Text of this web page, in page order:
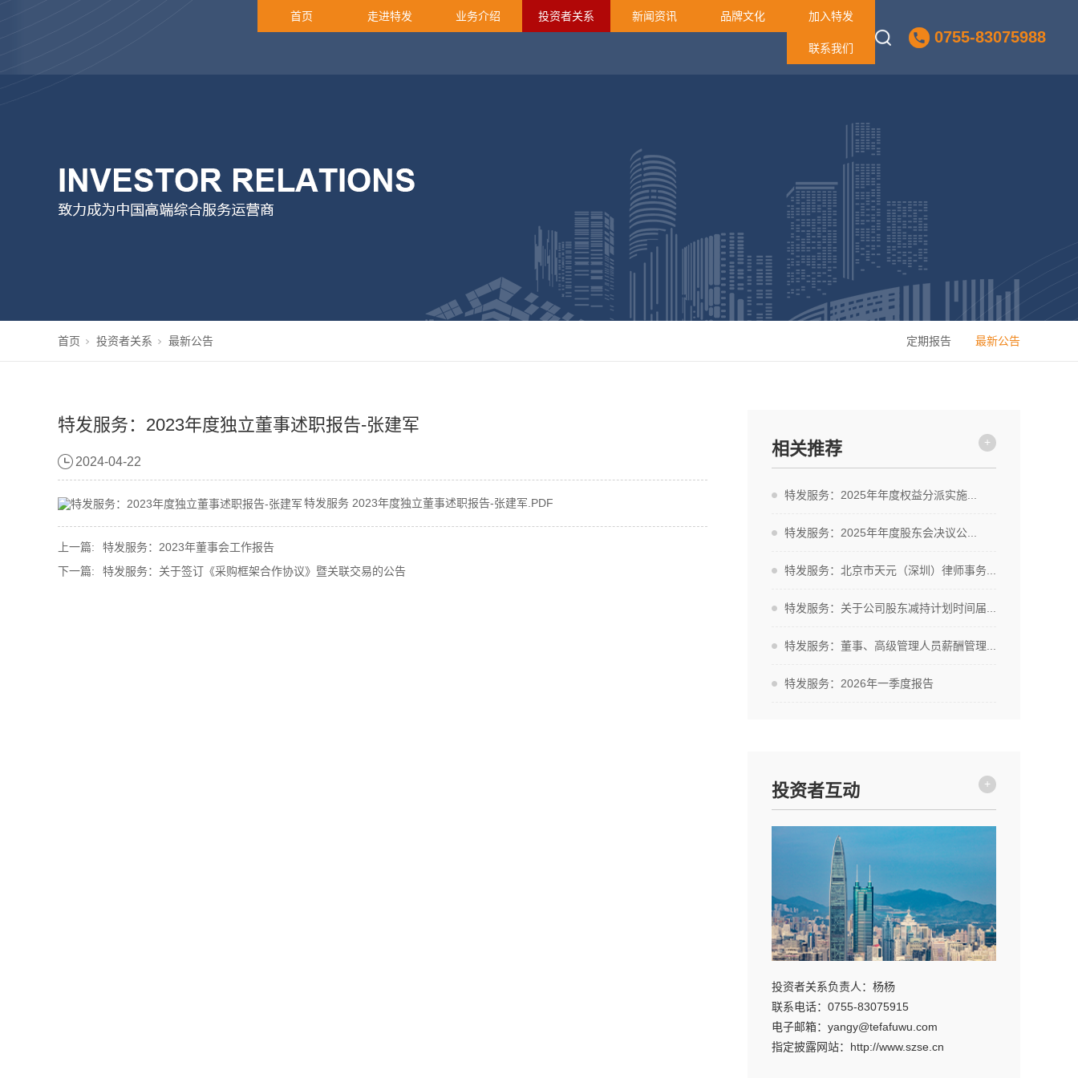
0755-83075988
首页 走进特发 业务介绍 投资者关系 新闻资讯 品牌文化 加入特发
联系我们
首页 投资者关系 最新公告 定期报告 最新公告
特发服务：2023年度独立董事述职报告-张建军
2024-04-22
特发服务 2023年度独立董事述职报告-张建军.PDF
上一篇:
特发服务：2023年董事会工作报告
下一篇:
特发服务：关于签订《采购框架合作协议》暨关联交易的公告
相关推荐 +
特发服务：2025年年度权益分派实施...
特发服务：2025年年度股东会决议公...
特发服务：北京市天元（深圳）律师事务...
特发服务：关于公司股东减持计划时间届...
特发服务：董事、高级管理人员薪酬管理...
特发服务：2026年一季度报告
投资者互动 +
投资者关系负责人：杨杨
联系电话：0755-83075915
电子邮箱：yangy@tefafuwu.com
指定披露网站：http://www.szse.cn